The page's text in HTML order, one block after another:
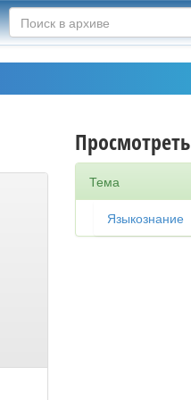
Просмотреть
Тема
Языкознание